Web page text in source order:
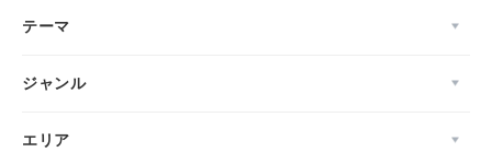
テーマ
ジャンル
エリア